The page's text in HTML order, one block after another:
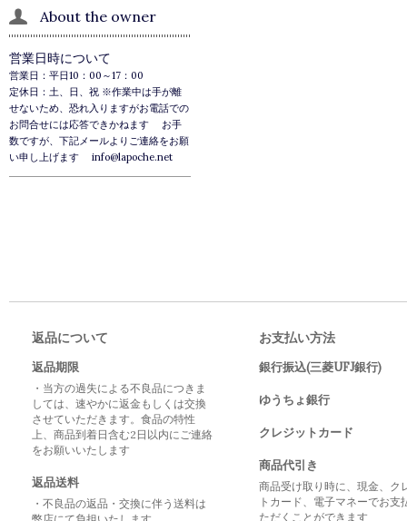
About the owner
営業日時について
営業日：平日10：00～17：00
定休日：土、日、祝 ※作業中は手が離
せないため、恐れ入りますがお電話での
お問合せには応答できかねます お手
数ですが、下記メールよりご連絡をお願
い申し上げます info@lapoche.net
返品について
返品期限
・当方の過失による不良品につきま
しては、速やかに返金もしくは交換
させていただきます。食品の特性
上、商品到着日含む2日以内にご連絡
をお願いいたします
返品送料
・不良品の返品・交換に伴う送料は
お支払い方法
銀行振込(三菱UFJ銀行)
ゆうちょ銀行
クレジットカード
商品代引き
商品受け取り時に、現金、ク
トカード、電子マネーでお支
ただくことができます